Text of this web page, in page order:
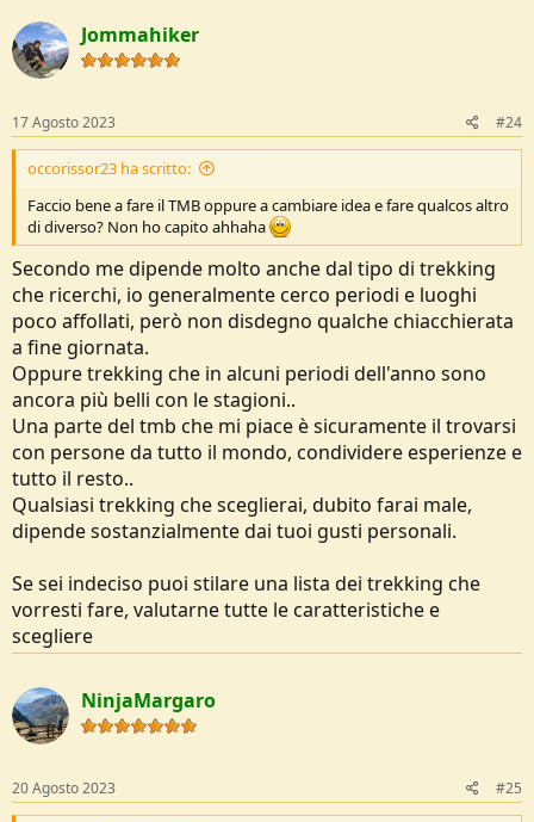
Jommahiker
17 Agosto 2023 #24
occorissor23 ha scritto:
Faccio bene a fare il TMB oppure a cambiare idea e fare qualcos altro
di diverso? Non ho capito ahhaha
Secondo me dipende molto anche dal tipo di trekking
che ricerchi, io generalmente cerco periodi e luoghi
poco affollati, però non disdegno qualche chiacchierata
a fine giornata.
Oppure trekking che in alcuni periodi dell'anno sono
ancora più belli con le stagioni..
Una parte del tmb che mi piace è sicuramente il trovarsi
con persone da tutto il mondo, condividere esperienze e
tutto il resto..
Qualsiasi trekking che sceglierai, dubito farai male,
dipende sostanzialmente dai tuoi gusti personali.
Se sei indeciso puoi stilare una lista dei trekking che
vorresti fare, valutarne tutte le caratteristiche e
scegliere
NinjaMargaro
20 Agosto 2023 #25